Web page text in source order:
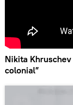
Nikita
colonial”